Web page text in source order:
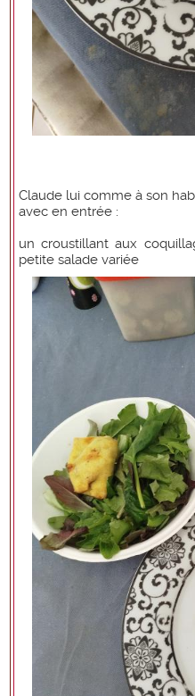
Claude lui comme à son
avec en entrée :
un croustillant aux
petite salade variée